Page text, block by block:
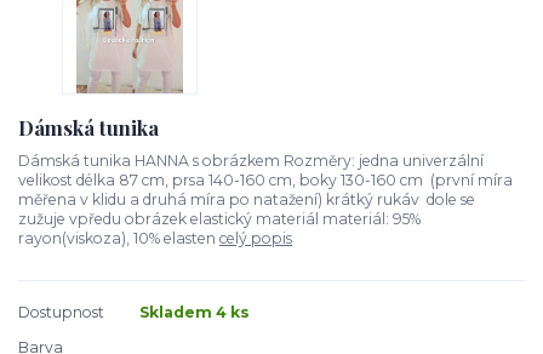
Dámská tunika
Dámská tunika HANNA s obrázkem Rozměry: jedna univerzální
velikost délka 87 cm, prsa 140-160 cm, boky 130-160 cm (první míra
měřena v klidu a druhá míra po natažení) krátký rukáv dole se
zužuje vpředu obrázek elastický materiál materiál: 95%
rayon(viskoza), 10% elasten celý popis
Dostupnost
Skladem 4 ks
Barva